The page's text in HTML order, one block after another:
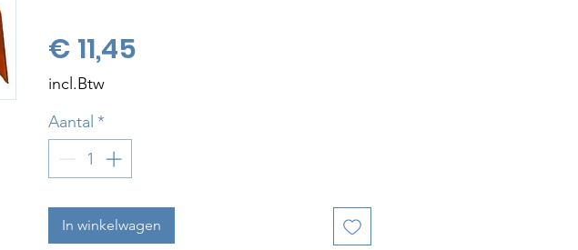
€ 11,45
incl.Btw
Aantal *
In winkelwagen